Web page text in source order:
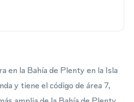
en la Bahía de Plenty en la Isla
y tiene el código de área 7,